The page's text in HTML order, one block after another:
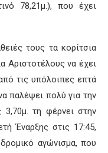
78,21μ.), που έχει
τους τα κορίτσια
Αριστοτέλους να έχει
τις υπόλοιπες επτά
παλέψει πολύ για την
τη φέρνει στην
Έναρξης στις 17:45,
αγώνισμα, που